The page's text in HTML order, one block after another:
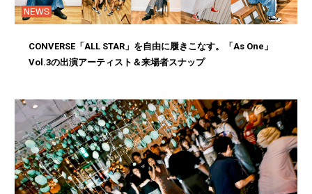
NEWS
CONVERSE「ALL STAR」を自由に履きこなす。「As One」
Vol.3の出演アーティスト＆来場者スナップ